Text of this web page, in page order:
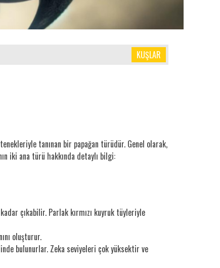
KUŞLAR
tanınan bir papağan türüdür. Genel olarak,
iki ana türü hakkında detaylı bilgi:
çıkabilir. Parlak kırmızı kuyruk tüyleriyle
oluşturur.
bulunurlar. Zeka seviyeleri çok yüksektir ve